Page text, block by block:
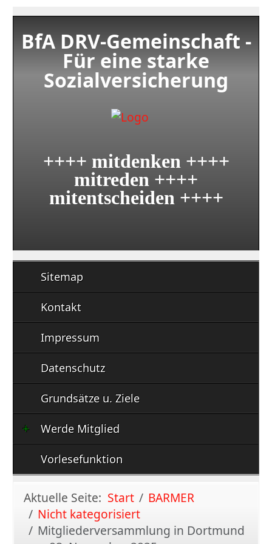
BfA DRV-Gemeinschaft -
Für eine starke
Sozialversicherung
++++ mitdenken ++++
mitreden ++++
mitentscheiden ++++
Sitemap
Kontakt
Impressum
Datenschutz
Grundsätze u. Ziele
Werde Mitglied
Vorlesefunktion
Aktuelle Seite: Start
BARMER
Nicht kategorisiert
Mitgliederversammlung in Dortmund